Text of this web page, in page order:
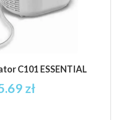
C101 ESSENTIAL
zł